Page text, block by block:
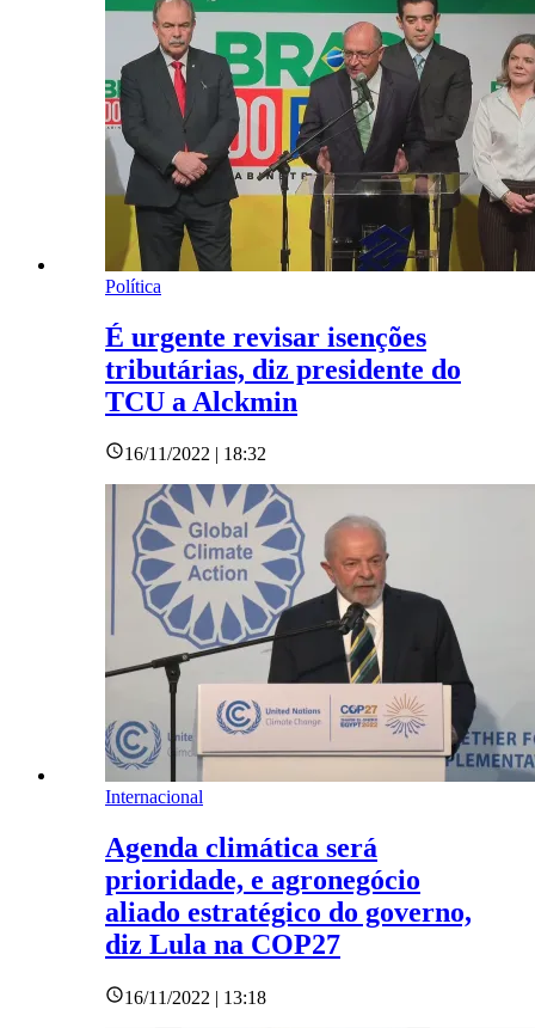
Política
É urgente revisar isenções
tributárias, diz presidente do
TCU a Alckmin
16/11/2022 | 18:32
Internacional
Agenda climática será
prioridade, e agronegócio
aliado estratégico do governo,
diz Lula na COP27
16/11/2022 | 13:18